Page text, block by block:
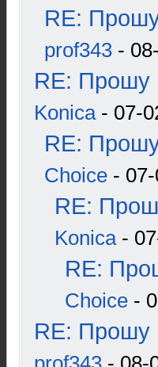
RE:
prof343 -
RE: Прошу
Konica- 07-
RE:
Choice -
RE:
Konica-
RE:
Choice -
RE: Прошу